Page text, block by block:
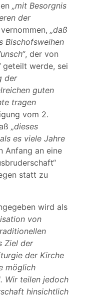
„mit Besorgnis
der
„daß
Bischofsweihen
, der von
geteilt werde, sei
der
guten
tragen
vom 2.
„dieses
es viele Jahre
Anfang an eine
statt zu
wird als
von
Ziel der
der Kirche
möglich
Wir teilen jedoch
hinsichtlich